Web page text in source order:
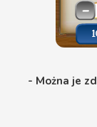
- Można je